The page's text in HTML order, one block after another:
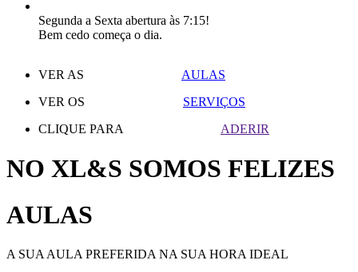
Segunda a Sexta abertura às 7:15!
Bem cedo começa o dia.
VER AS
AULAS
VER OS
SERVIÇOS
CLIQUE PARA
ADERIR
NO XL&S SOMOS FELIZES
AULAS
A SUA AULA PREFERIDA NA SUA HORA IDEAL